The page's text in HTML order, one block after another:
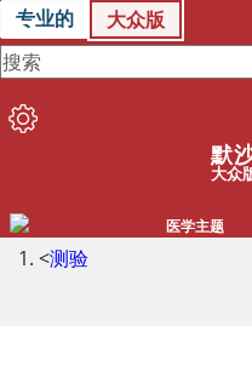
专业的 大众版
默
大众
医学主题
<测验